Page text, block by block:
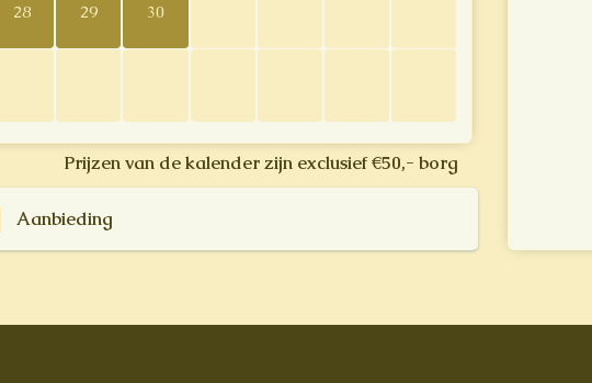
28 29 30
Prijzen van de kalender zijn exclusief €50,- borg
Aanbieding